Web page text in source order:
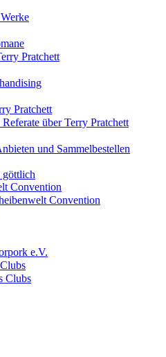
Pratchett
Pratchett
über Terry Pratchett
und Sammelbestellen
Convention
Convention
e.V.
Clubs